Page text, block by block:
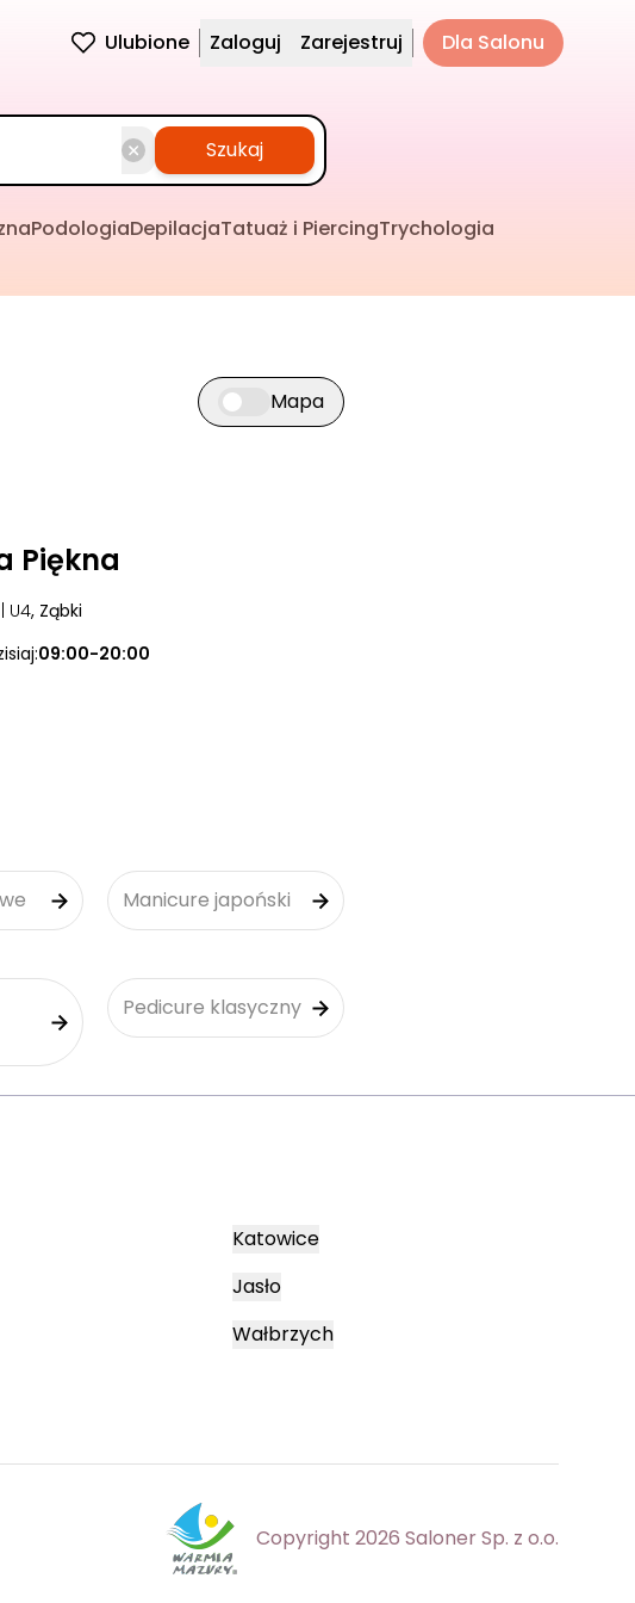
Ulubione Zaloguj Zarejestruj Dla Salonu
Szukaj
PodologiaDepilacjaTatuaż i PiercingTrychologia
Przełącz widok mapy
Mapa
Piękna
| U4, Ząbki
09:00-20:00
Manicure japoński
Pedicure klasyczny
Katowice
Jasło
Wałbrzych
Copyright 2026 Saloner Sp. z o.o.